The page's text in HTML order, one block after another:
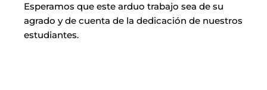
Esperamos que este arduo trabajo sea de su
agrado y de cuenta de la dedicación de nuestros
estudiantes.